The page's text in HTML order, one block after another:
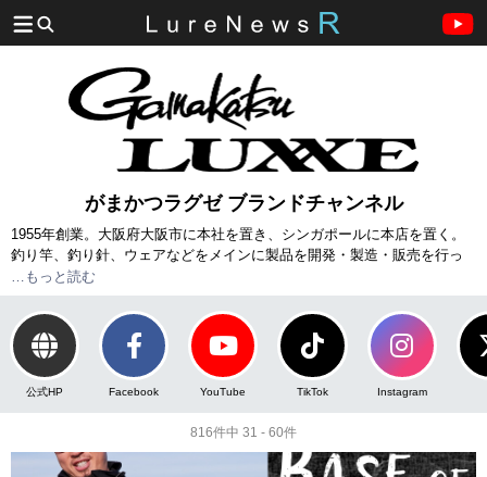
がまかつラグゼ ブランドチャンネル
1955年創業。大阪府大阪市に本社を置き、シンガポールに本店を置く。
釣り竿、釣り針、ウェアなどをメインに製品を開発・製造・販売を行っ
ており、ルアー部門では「ラグゼ シリーズ」が有名である。
…もっと読む
公式HP Facebook YouTube TikTok Instagram
816件中 31 - 60件